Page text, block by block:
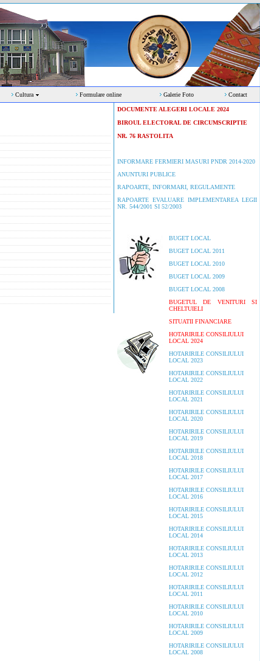
Cultura Formulare online Galerie Foto Contact
DOCUMENTE ALEGERI LOCALE 2024
BIROUL ELECTORAL DE CIRCUMSCRIPTIE
NR. 76 RASTOLITA
INFORMARE FERMIERI MASURI PNDR 2014-2020
ANUNTURI PUBLICE
RAPOARTE, INFORMARI, REGULAMENTE
RAPOARTE EVALUARE IMPLEMENTAREA LEGII
NR. 544/2001 SI 52/2003
BUGET LOCAL
BUGET LOCAL 2011
BUGET LOCAL 2010
BUGET LOCAL 2009
BUGET LOCAL 2008
BUGETUL DE VENITURI SI
CHELTUIELI
SITUATII FINANCIARE
HOTARIRILE CONSILIULUI
LOCAL 2024
HOTARIRILE CONSILIULUI
LOCAL 2023
HOTARIRILE CONSILIULUI
LOCAL 2022
HOTARIRILE CONSILIULUI
LOCAL 2021
HOTARIRILE CONSILIULUI
LOCAL 2020
HOTARIRILE CONSILIULUI
LOCAL 2019
HOTARIRILE CONSILIULUI
LOCAL 2018
HOTARIRILE CONSILIULUI
LOCAL 2017
HOTARIRILE CONSILIULUI
LOCAL 2016
HOTARIRILE CONSILIULUI
LOCAL 2015
HOTARIRILE CONSILIULUI
LOCAL 2014
HOTARIRILE CONSILIULUI
LOCAL 2013
HOTARIRILE CONSILIULUI
LOCAL 2012
HOTARIRILE CONSILIULUI
LOCAL 2011
HOTARIRILE CONSILIULUI
LOCAL 2010
HOTARIRILE CONSILIULUI
LOCAL 2009
HOTARIRILE CONSILIULUI
LOCAL 2008